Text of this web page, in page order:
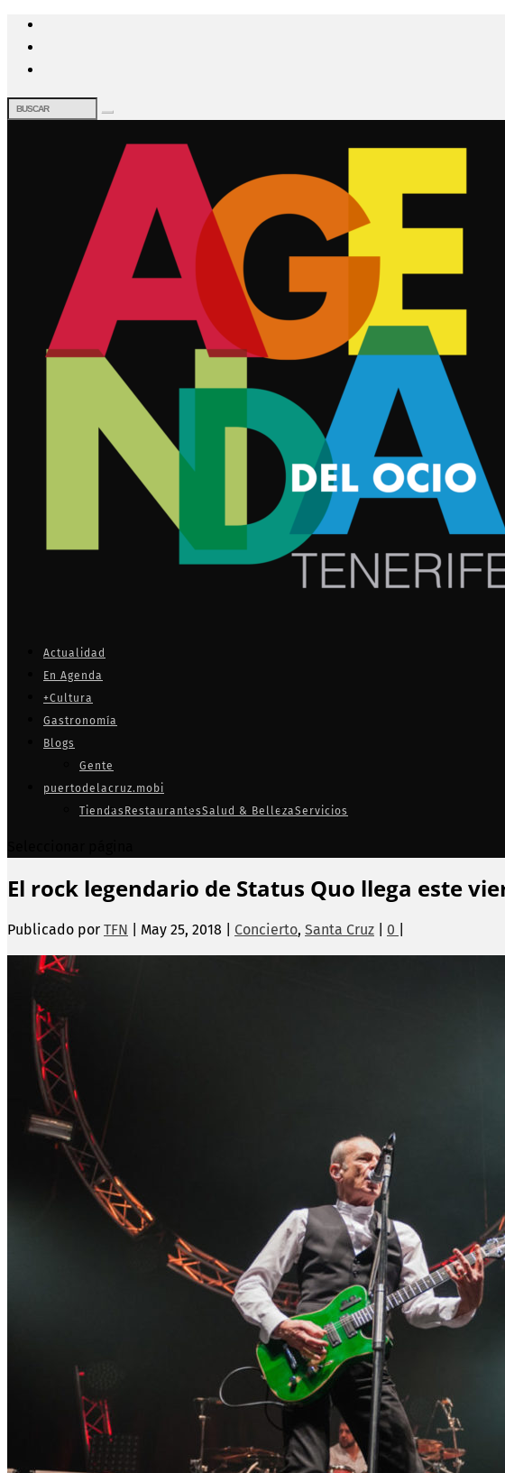
Actualidad
En Agenda
+Cultura
Gastronomía
Blogs
Gente
puertodelacruz.mobi
Tiendas RestaurantesSalud & BellezaServicios
El rock legendario de Status Quo llega este
Publicado por TFN May 25, 2018 Concierto, Santa Cruz 0